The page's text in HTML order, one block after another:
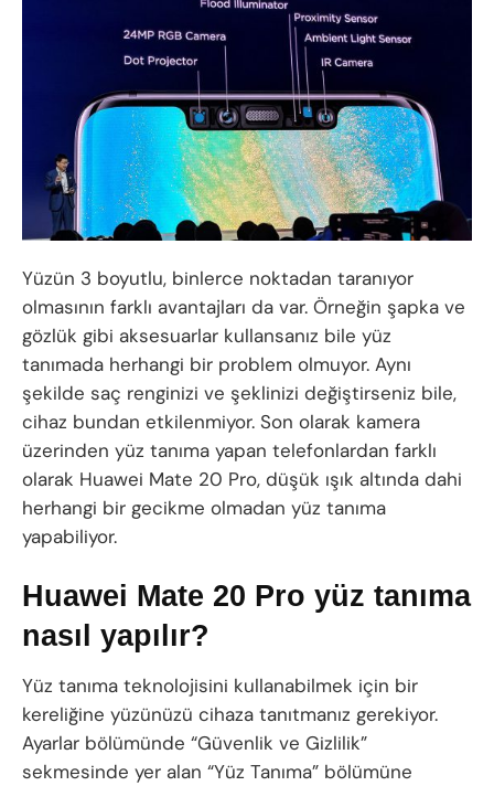
Yüzün 3 boyutlu, binlerce noktadan taranıyor
olmasının farklı avantajları da var. Örneğin şapka ve
gözlük gibi aksesuarlar kullansanız bile yüz
tanımada herhangi bir problem olmuyor. Aynı
şekilde saç renginizi ve şeklinizi değiştirseniz bile,
cihaz bundan etkilenmiyor. Son olarak kamera
üzerinden yüz tanıma yapan telefonlardan farklı
olarak Huawei Mate 20 Pro, düşük ışık altında dahi
herhangi bir gecikme olmadan yüz tanıma
yapabiliyor.
Huawei Mate 20 Pro yüz tanıma
nasıl yapılır?
Yüz tanıma teknolojisini kullanabilmek için bir
kereliğine yüzünüzü cihaza tanıtmanız gerekiyor.
Ayarlar bölümünde “Güvenlik ve Gizlilik”
sekmesinde yer alan “Yüz Tanıma” bölümüne